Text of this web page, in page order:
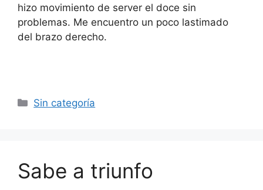
hizo movimiento de server el doce sin
problemas. Me encuentro un poco lastimado
del brazo derecho.
Categorías
Sin categoría
Sabe a triunfo